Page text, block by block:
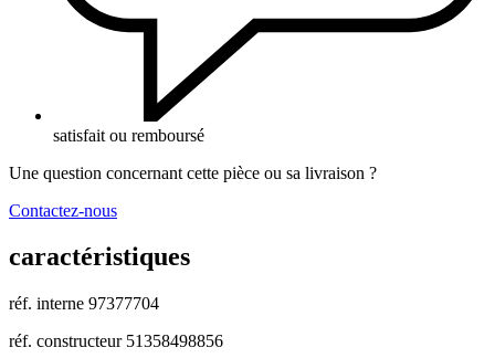
satisfait ou remboursé
Une question concernant cette pièce ou sa livraison ?
Contactez-nous
caractéristiques
réf. interne 97377704
réf. constructeur 51358498856